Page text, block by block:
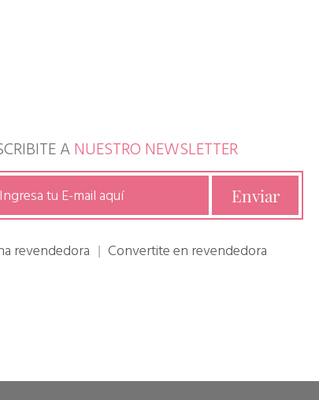
ANUESTRO NEWSLETTER
revendedora Convertite en revendedora